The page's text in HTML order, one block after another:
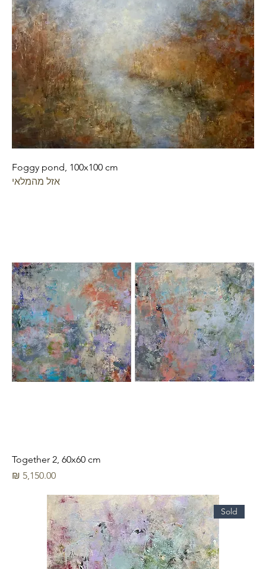
Foggy pond, 100x100 cm
אזל מהמלאי
Together 2, 60x60 cm
מחיר
Sold